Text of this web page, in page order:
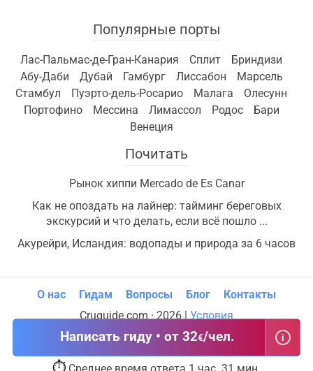
Написать гиду • от 32€/чел. i
Популярные порты
Лас-Пальмас-де-Гран-Канария Сплит
Бриндизи
Абу-Даби
Дубай Гамбург Лиссабон
Марсель
Стамбул
Пуэрто-дель-Росарио Малага
Олесунн
Портофино
Мессина Лимассол Родос
Бари
Венеция
Почитать
Рынок хиппи Mercado de Es Canar
Как не опоздать на лайнер: тайминг береговых
экскурсий и что делать, если всё пошло ...
Акурейри, Исландия: водопады и природа за 6 часов
Cruguide.com · 2026 |Условия
О нас Гидам Вопросы Блог Контакты